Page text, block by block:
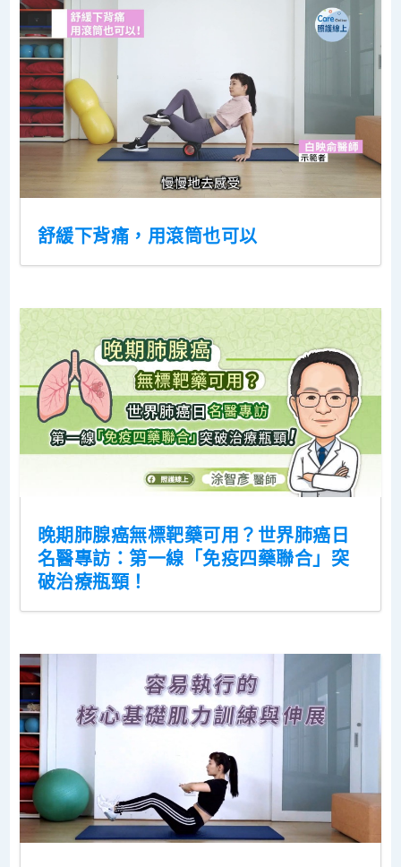
舒緩下背痛，用滾筒也可以
晚期肺腺癌無標靶藥可用？世界肺癌日
名醫專訪：第一線「免疫四藥聯合」突
破治療瓶頸！